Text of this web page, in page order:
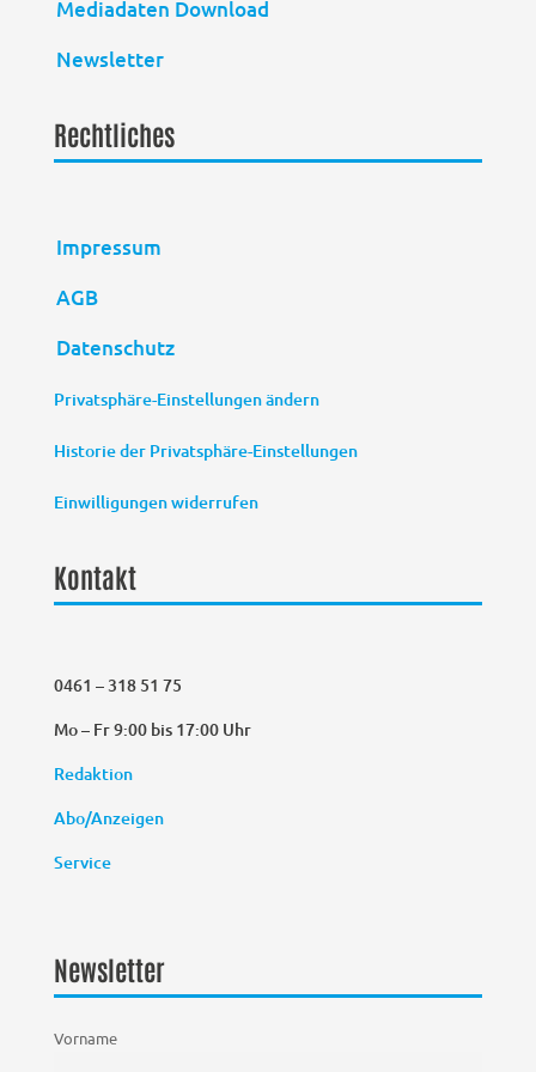
Mediadaten Download
Newsletter
Rechtliches
Impressum
AGB
Datenschutz
Privatsphäre-Einstellungen ändern
Historie der Privatsphäre-Einstellungen
Einwilligungen widerrufen
Kontakt
0461 – 318 51 75
Mo – Fr 9:00 bis 17:00 Uhr
Redaktion
Abo/Anzeigen
Service
Newsletter
Vorname